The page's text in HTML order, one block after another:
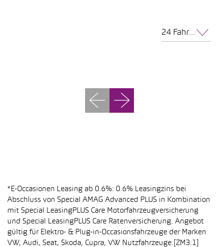
24 Fahrzeuge pro Seite
*E-Occasionen Leasing ab 0.6%: 0.6% Leasingzins bei
Abschluss von Special AMAG Advanced PLUS in Kombination
mit Special LeasingPLUS Care Motorfahrzeugversicherung
und Special LeasingPLUS Care Ratenversicherung. Angebot
gültig für Elektro- & Plug-in-Occasionsfahrzeuge der Marken
VW, Audi, Seat, Skoda, Cupra, VW Nutzfahrzeuge.[ZM3.1]